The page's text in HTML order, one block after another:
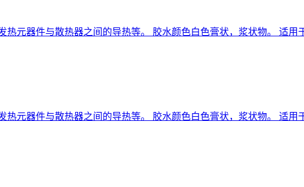
热元器件与散热器之间的导热等。 胶水颜色白色膏状，浆状物。 适用
热元器件与散热器之间的导热等。 胶水颜色白色膏状，浆状物。 适用